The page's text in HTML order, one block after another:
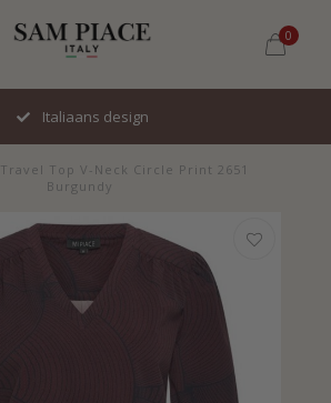
0
Italiaans design
Travel Top V-Neck Circle Print 2651
Burgundy